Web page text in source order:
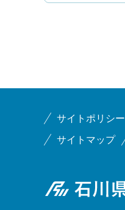
サイトポリシー
サイトマップ
石川県